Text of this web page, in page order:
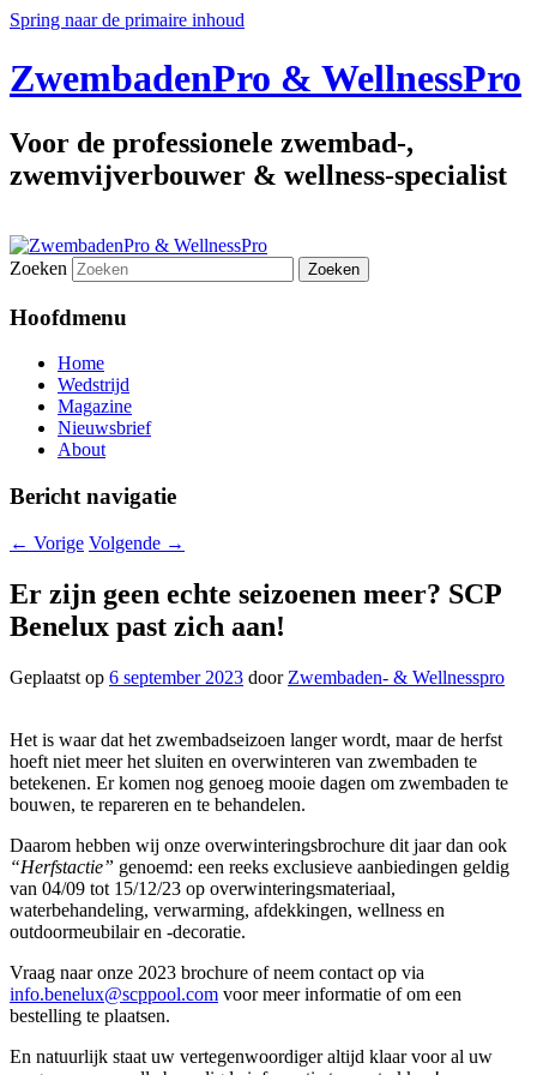
Spring naar de primaire inhoud
ZwembadenPro & WellnessPro
Voor de professionele zwembad-,
zwemvijverbouwer & wellness-specialist
Zoeken
Hoofdmenu
Home
Wedstrijd
Magazine
Nieuwsbrief
About
Bericht navigatie
← Vorige Volgende →
Er zijn geen echte seizoenen meer? SCP
Benelux past zich aan!
Geplaatst op 6 september 2023 door Zwembaden- & Wellnesspro
Het is waar dat het zwembadseizoen langer wordt, maar de herfst
hoeft niet meer het sluiten en overwinteren van zwembaden te
betekenen. Er komen nog genoeg mooie dagen om zwembaden te
bouwen, te repareren en te behandelen.
Daarom hebben wij onze overwinteringsbrochure dit jaar dan ook
“Herfstactie” genoemd: een reeks exclusieve aanbiedingen geldig
van 04/09 tot 15/12/23 op overwinteringsmateriaal,
waterbehandeling, verwarming, afdekkingen, wellness en
outdoormeubilair en -decoratie.
Vraag naar onze 2023 brochure of neem contact op via
info.benelux@scppool.com voor meer informatie of om een
bestelling te plaatsen.
En natuurlijk staat uw vertegenwoordiger altijd klaar voor al uw